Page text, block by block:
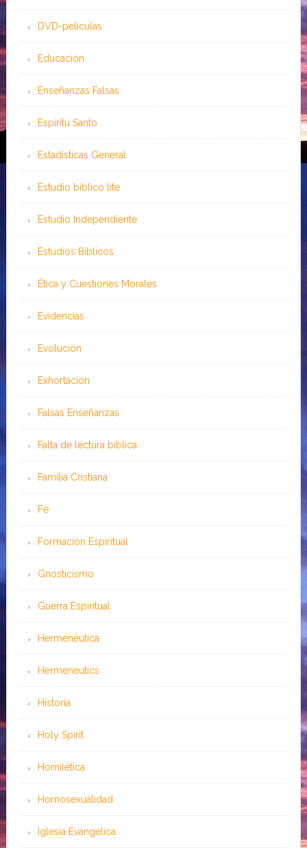
DVD-peliculas
Educación
Enseñanzas Falsas
Espíritu Santo
Estadísticas General
Estudio bíblico lite
Estudio Independiente
Estudios Bíblicos
Ética y Cuestiones Morales
Evidencias
Evolución
Exhortación
Falsas Enseñanzas
Falta de lectura bíblica
Familia Cristiana
Fe
Formación Espiritual
Gnosticismo
Guerra Espiritual
Hermenéutica
Hermeneutics
Historia
Holy Spirit
Homilética
Homosexualidad
Iglesia Evangélica